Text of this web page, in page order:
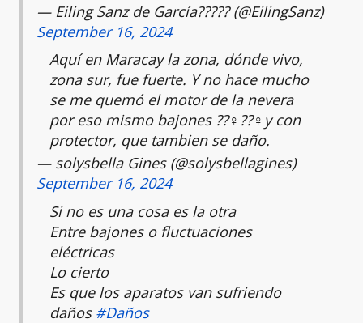
— Eiling Sanz de García???️?? (@EilingSanz)
September 16, 2024
Aquí en Maracay la zona, dónde vivo,
zona sur, fue fuerte. Y no hace mucho
se me quemó el motor de la nevera
por eso mismo bajones ??‍♀️??‍♀️y con
protector, que tambien se daño.
— solysbella Gines (@solysbellagines)
September 16, 2024
Si no es una cosa es la otra
Entre bajones o fluctuaciones
eléctricas
Lo cierto
Es que los aparatos van sufriendo
daños #Daños